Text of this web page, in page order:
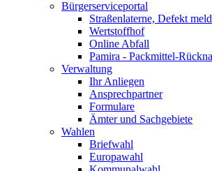
Bürgerserviceportal
Straßenlaterne, Defekt
Wertstoffhof
Online Abfall
Pamira - Packmittel-
Verwaltung
Ihr Anliegen
Ansprechpartner
Formulare
Ämter und Sachgebiete
Wahlen
Briefwahl
Europawahl